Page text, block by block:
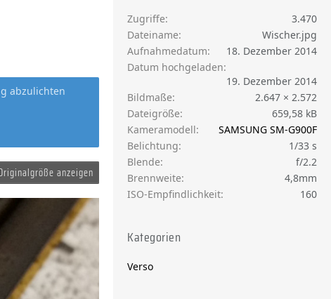
abzulichten
anzeigen
Zugriffe
3.470
Dateiname
Wischer.jpg
Aufnahmedatum
18. Dezember 2014
Datum hochgeladen
19. Dezember 2014
Bildmaße
2.647 × 2.572
Dateigröße
659,58 kB
Kameramodell
SAMSUNG SM-G900F
Belichtung
1/33 s
Blende
f/2.2
Brennweite
4,8mm
ISO-Empfindlichkeit
160
Kategorien
Verso